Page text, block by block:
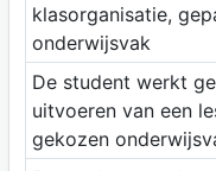
klasorganisatie,
onderwijsvak
De student werkt
uitvoeren van een
gekozen